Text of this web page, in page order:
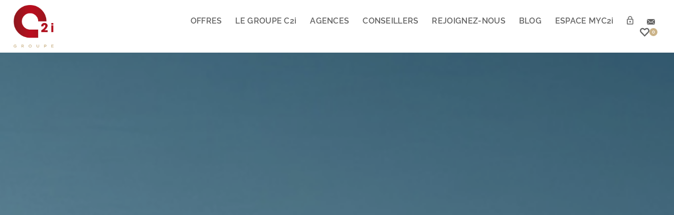
OFFRES LE GROUPE C2i AGENCES CONSEILLERS REJOIGNEZ-NOUS BLOG ESPACE MYC2i
0